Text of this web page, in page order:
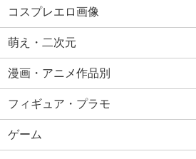
コスプレエロ画像
萌え・二次元
漫画・アニメ作品別
フィギュア・プラモ
ゲーム